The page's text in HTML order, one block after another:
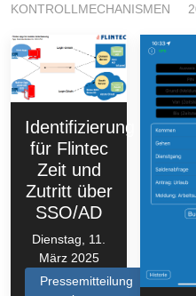
KONTROLLMECHANISMEN
Identifizierung
für Flintec
Zeit und
Zutritt über
SSO/AD
Dienstag, 11.
März 2025
Pressemitteilung